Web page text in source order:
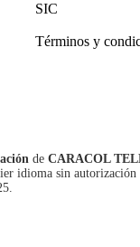
SIC
Términos y
de CARACOL
idioma sin autorización